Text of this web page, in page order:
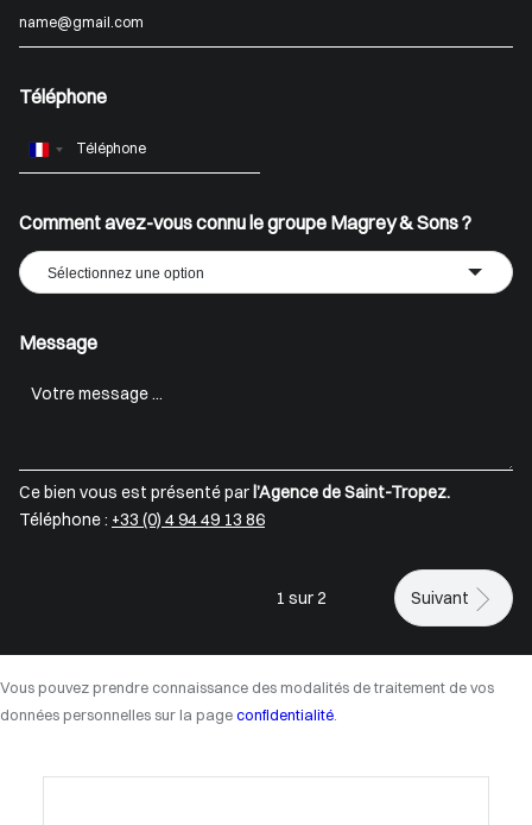
Téléphone
France
Comment avez-vous connu le groupe Magrey & Sons ?
Sélectionnez une option
Message
Ce bien vous est présenté par l’Agence de Saint-Tropez.
Téléphone : +33 (0) 4 94 49 13 86
1 sur 2 Suivant
Vous pouvez prendre connaissance des modalités de traitement de vos
données personnelles sur la page confidentialité.